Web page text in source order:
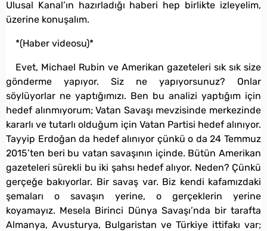
Ulusal Kanal’ın hazırladığı haberi hep birlikte izleyelim,
üzerine konuşalım.
*(Haber videosu)*
Evet, Michael Rubin ve Amerikan gazeteleri sık sık size
gönderme yapıyor. Siz ne yapıyorsunuz? Onlar
söylüyorlar ne yaptığımızı. Ben bu analizi yaptığım için
hedef alınmıyorum; Vatan Savaşı mevzisinde merkezinde
kararlı ve tutarlı olduğum için Vatan Partisi hedef alınıyor.
Tayyip Erdoğan da hedef alınıyor çünkü o da 24 Temmuz
2015’ten beri bu vatan savaşının içinde. Bütün Amerikan
gazeteleri sürekli bu iki şahsı hedef alıyor. Neden? Çünkü
gerçeğe bakıyorlar. Bir savaş var. Biz kendi kafamızdaki
şemaları o savaşın yerine, o gerçeklerin yerine
koyamayız. Mesela Birinci Dünya Savaşı’nda bir tarafta
Almanya, Avusturya, Bulgaristan ve Türkiye ittifakı var;